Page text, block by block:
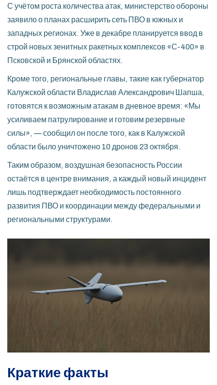
С учётом роста количества атак, министерство обороны
заявило о планах расширить сеть ПВО в южных и
западных регионах. Уже в декабре планируется ввод в
строй новых зенитных ракетных комплексов «С-400» в
Псковской и Брянской областях.
Кроме того, региональные главы, такие как губернатор
Калужской области Владислав Александрович Шапша,
готовятся к возможным атакам в дневное время: «Мы
усиливаем патрулирование и готовим резервные
силы», — сообщил он после того, как в Калужской
области было уничтожено 10 дронов 23 октября.
Таким образом, воздушная безопасность России
остаётся в центре внимания, а каждый новый инцидент
лишь подтверждает необходимость постоянного
развития ПВО и координации между федеральными и
региональными структурами.
Краткие факты